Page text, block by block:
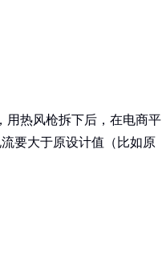
用热风枪拆下后，在电商平
要大于原设计值（比如原